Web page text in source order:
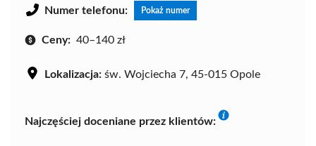
Numer telefonu: Pokaż numer
Ceny: 40–140 zł
Lokalizacja: św. Wojciecha 7, 45-015 Opole
Najczęściej doceniane przez klientów: